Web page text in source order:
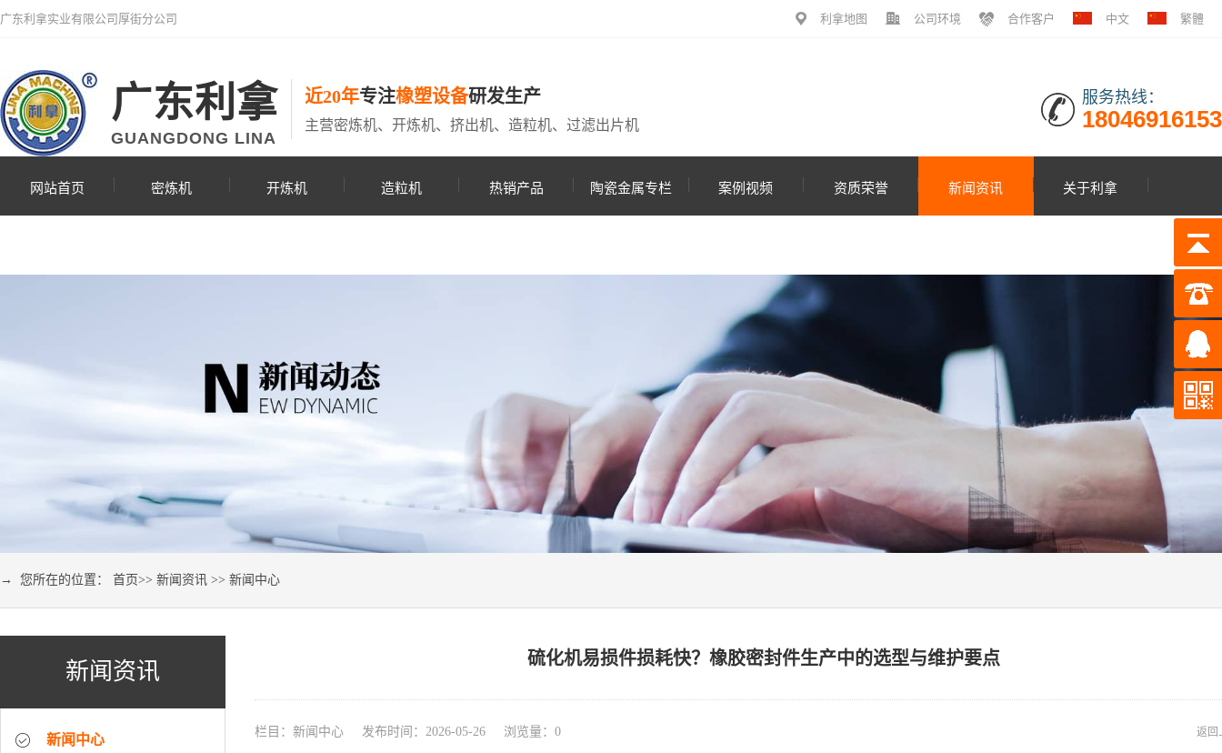
广东利拿实业有限公司厚街分公司 利拿地图 公司环境 合作客户 中文 繁體
广东利拿
GUANGDONG LINA
近20年专注橡塑设备研发生产
主营密炼机、开炼机、挤出机、造粒机、过滤出片机
服务热线：
18046916153
网站首页 密炼机 开炼机 造粒机 热销产品 陶瓷金属专栏 案例视频 资质荣誉 新闻资讯 关于利拿
→ 您所在的位置： 首页>> 新闻资讯 >> 新闻中心
新闻资讯
新闻中心
硫化机易损件损耗快？橡胶密封件生产中的选型与维护要点
栏目：新闻中心 发布时间：2026-05-26 浏览量： 0 返回